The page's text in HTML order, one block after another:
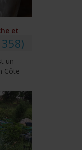
et
un
Côte